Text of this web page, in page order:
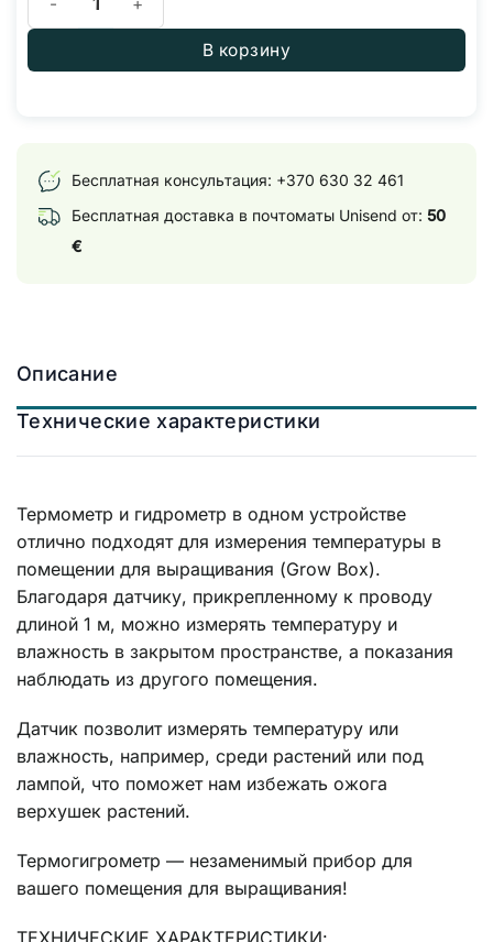
В корзину
Бесплатная консультация: +370 630 32 461
Бесплатная доставка в почтоматы Unisend от: 50
€
Описание
Технические характеристики
Термометр и гидрометр в одном устройстве
отлично подходят для измерения температуры в
помещении для выращивания (Grow Box).
Благодаря датчику, прикрепленному к проводу
длиной 1 м, можно измерять температуру и
влажность в закрытом пространстве, а показания
наблюдать из другого помещения.
Датчик позволит измерять температуру или
влажность, например, среди растений или под
лампой, что поможет нам избежать ожога
верхушек растений.
Термогигрометр — незаменимый прибор для
вашего помещения для выращивания!
ТЕХНИЧЕСКИЕ ХАРАКТЕРИСТИКИ: